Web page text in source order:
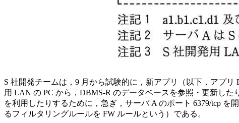
S 社開発チームは，9 月から試験的に，新アプリ（以下，アプ
用 LAN の PC から，DBMS-R のデータベースを参照・更新し
を利用したりするために，急ぎ，サーバ A のポート 6379/tcp
るフィルタリングルールを FW ルールという）である。